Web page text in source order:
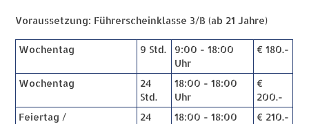
Voraussetzung: Führerscheinklasse 3/B (ab 21 Jahre)
Wochentag 9 Std.
9:00 - 18:00
Uhr
€ 180.-
Wochentag
24
Std.
18:00 - 18:00
Uhr
€
200.-
Feiertag /
24
18:00 - 18:00
€ 210.-